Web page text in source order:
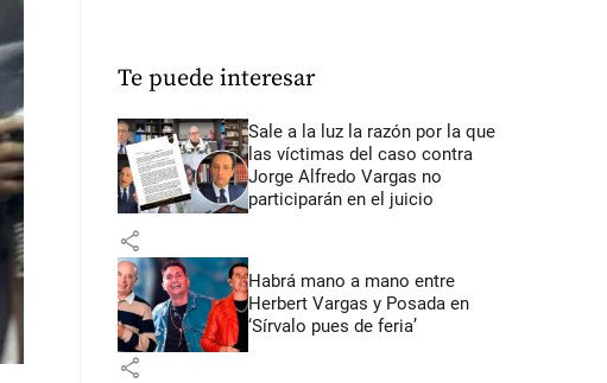
Te puede interesar
Sale a la luz la razón por la que
las víctimas del caso contra
Jorge Alfredo Vargas no
participarán en el juicio
share
Habrá mano a mano entre
Herbert Vargas y Posada en
‘Sírvalo pues de feria’
share